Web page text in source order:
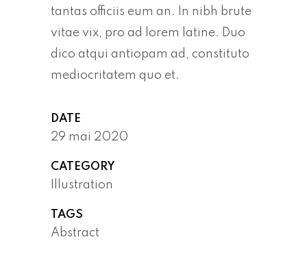
tantas officiis eum an. In nibh brute
vitae vix, pro ad lorem latine. Duo
dico atqui antiopam ad, constituto
mediocritatem quo et.
DATE
29 mai 2020
CATEGORY
Illustration
TAGS
Abstract